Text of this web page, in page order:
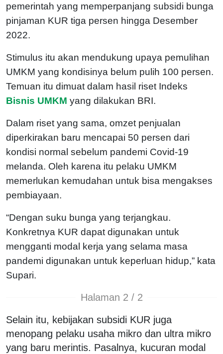
pemerintah yang memperpanjang subsidi bunga
pinjaman KUR tiga persen hingga Desember
2022.
Stimulus itu akan mendukung upaya pemulihan
UMKM yang kondisinya belum pulih 100 persen.
Temuan itu dimuat dalam hasil riset Indeks
Bisnis UMKM yang dilakukan BRI.
Dalam riset yang sama, omzet penjualan
diperkirakan baru mencapai 50 persen dari
kondisi normal sebelum pandemi Covid-19
melanda. Oleh karena itu pelaku UMKM
memerlukan kemudahan untuk bisa mengakses
pembiayaan.
“Dengan suku bunga yang terjangkau.
Konkretnya KUR dapat digunakan untuk
mengganti modal kerja yang selama masa
pandemi digunakan untuk keperluan hidup,” kata
Supari.
Halaman 2 / 2
Selain itu, kebijakan subsidi KUR juga
menopang pelaku usaha mikro dan ultra mikro
yang baru merintis. Pasalnya, kucuran modal